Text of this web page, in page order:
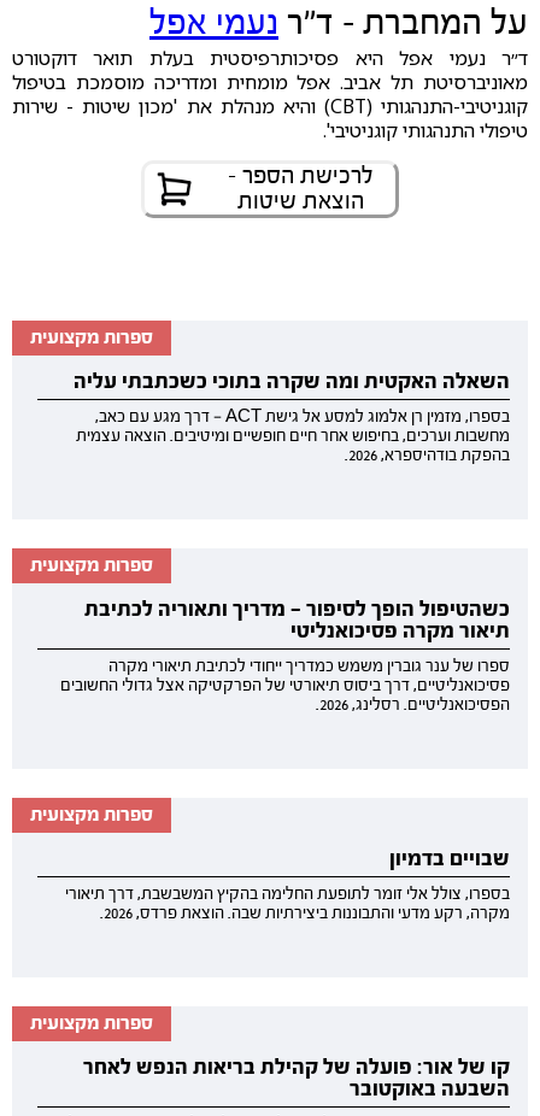
על המחברת - ד״ר נעמי אפל
ד״ר נעמי אפל היא פסיכותרפיסטית בעלת תואר דוקטורט
מאוניברסיטת תל אביב. אפל מומחית ומדריכה מוסמכת בטיפול
קוגניטיבי-התנהגותי (CBT) והיא מנהלת את 'מכון שיטות - שירות
טיפולי התנהגותי קוגניטיבי'.
לרכישת הספר -
הוצאת שיטות
ספרות מקצועית
השאלה האקטית ומה שקרה בתוכי כשכתבתי עליה
בספרו, מזמין רן אלמוג למסע אל גישת ACT — דרך מגע עם כאב,
מחשבות וערכים, בחיפוש אחר חיים חופשיים ומיטיבים. הוצאה עצמית
בהפקת בודהיספרא, 2026.
ספרות מקצועית
כשהטיפול הופך לסיפור — מדריך ותאוריה לכתיבת
תיאור מקרה פסיכואנליטי
ספרו של ענר גוברין משמש כמדריך ייחודי לכתיבת תיאורי מקרה
פסיכואנליטיים, דרך ביסוס תיאורטי של הפרקטיקה אצל גדולי החשובים
הפסיכואנליטיים. רסלינג, 2026.
ספרות מקצועית
שבויים בדמיון
בספרו, צולל אלי זומר לתופעת החלימה בהקיץ המשבשבת, דרך תיאורי
מקרה, רקע מדעי והתבוננות ביצירתיות שבה. הוצאת פרדס, 2026.
ספרות מקצועית
קו של אור: פועלה של קהילת בריאות הנפש לאחר
השבעה באוקטובר